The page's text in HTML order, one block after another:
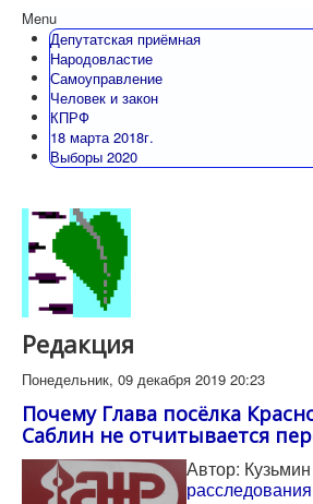
Menu
Депутатская приёмная
Народовластие
Самоуправление
Человек и закон
КПРФ
18 марта 2018г.
Выборы 2020
Редакция
Понедельник, 09 декабря 2019 20:23
Почему Глава посёлка
Саблин не отчитывается
Автор: